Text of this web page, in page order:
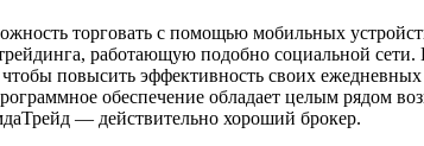
торговать с помощью мобильных
работающую подобно социальной
повысить эффективность своих
обеспечение обладает целым
— действительно хороший брокер.